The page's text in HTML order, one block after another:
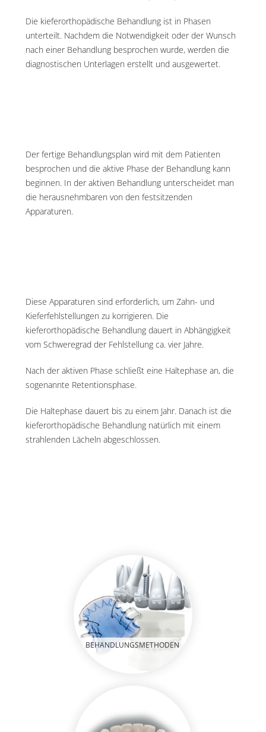
Die kieferorthopädische Behandlung ist in Phasen
unterteilt. Nachdem die Notwendigkeit oder der Wunsch
nach einer Behandlung besprochen wurde, werden die
diagnostischen Unterlagen erstellt und ausgewertet.
Der fertige Behandlungsplan wird mit dem Patienten
besprochen und die aktive Phase der Behandlung kann
beginnen. In der aktiven Behandlung unterscheidet man
die herausnehmbaren von den festsitzenden
Apparaturen.
Diese Apparaturen sind erforderlich, um Zahn- und
Kieferfehlstellungen zu korrigieren. Die
kieferorthopädische Behandlung dauert in Abhängigkeit
vom Schweregrad der Fehlstellung ca. vier Jahre.
Nach der aktiven Phase schließt eine Haltephase an, die
sogenannte Retentionsphase.
Die Haltephase dauert bis zu einem Jahr. Danach ist die
kieferorthopädische Behandlung natürlich mit einem
strahlenden Lächeln abgeschlossen.
BEHANDLUNGSMETHODEN